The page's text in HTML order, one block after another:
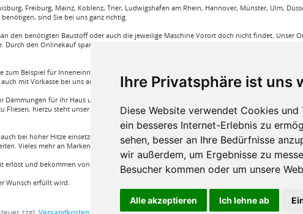
Ihre Privatsphäre ist uns
Diese Website verwendet Cookies
ein besseres Internet-Erlebnis zu
sehen, besser an Ihre Bedürfnisse
wir außerdem, um Ergebnisse zu
Besucher kommen oder um unsere
Alle akzeptieren Ich lehne ab
Freiburg, Mainz, Koblenz, Trier, Ludwigshafen am Rhein, Hannover, Münster, Ulm,
sind Sie bei uns ganz richtig.
den benötigten Baustoff oder auch die jeweilige Maschine Vorort doch nicht findet. Unser
den Onlinekauf spart man sehr viel Zeit und körperliche Anstrengung. Sie bestellen
Beispiel für Inneneinrichtung, Böden und viele weitere. Wir garantieren Ihnen bei
mit Vorkasse bei uns auf Rechnung Baustoffe kaufen.
für ihr Haus und für den Innenausbau. Wir führen Außerdem eine große Auswahl
hierzu steht unser Service Team aus Fachprofis zur Hilfe bereit. Baustoffe für den
bei hoher Hitze einsetzen können oder auch ein Klebstoff von Bona, dass für verkleben
Vieles mehr an Marken und Artikel nur bei uns im Onlineshop!
und bekommen von einem Fachprofi die beste Produktwahl die für sie relevant ist.
Wunsch erfüllt wird.